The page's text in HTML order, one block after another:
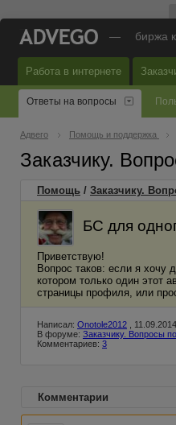
— биржа
Работа в интернете
Ответы на вопросы
Адвего Помощь и поддержка
Заказчику.
Помощь / Заказчику.
БС для
Приветствую!
Вопрос таков: если я хочу
котором только один этот
страницы профиля, или
Написал: Onotole2012 ,
В форуме: Заказчику. Вопросы
Комментариев: 3
Комментарии